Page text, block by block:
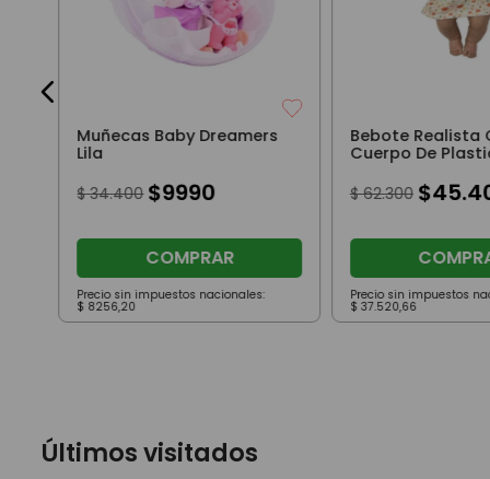
Muñecas Baby Dreamers
Lila
$ 34.400 $9990
COMPRAR
Precio sin impuestos nacionales:
$ 8256,20
Bebote Realista
Cuerpo De
$ 62.300 $45.
Precio sin impuestos
$ 37.520,66
Últimos visitados